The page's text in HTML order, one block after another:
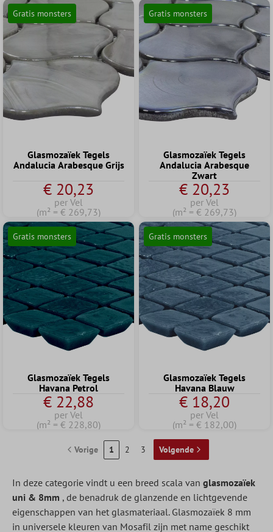
Gratis monsters
Glasmozaïek Tegels
Andalucia Arabesque Grijs
€ 20,23
per Vel
(m² = € 269,73)
Gratis monsters
Glasmozaïek Tegels
Andalucia Arabesque
Zwart
€ 20,23
per Vel
(m² = € 269,73)
Gratis monsters
Glasmozaïek Tegels
Havana Petrol
€ 22,88
per Vel
(m² = € 228,80)
Gratis monsters
Glasmozaïek Tegels
Havana Blauw
€ 18,20
per Vel
(m² = € 182,00)
Vorige 1 2 3 Volgende
In deze categorie vindt u een breed scala van glasmozaïek
uni & 8mm , de benadruk de glanzende en lichtgevende
eigenschappen van het glasmateriaal. Glasmozaïek 8 mm
in universele kleuren van Mosafil zijn met name geschikt